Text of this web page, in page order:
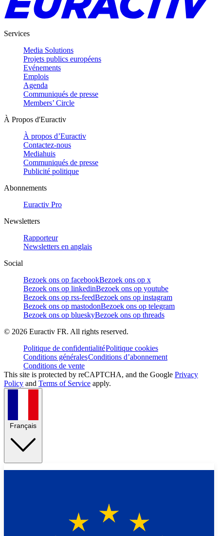
Services
Media Solutions
Projets publics européens
Evénements
Emplois
Agenda
Communiqués de presse
Members’ Circle
À Propos d'Euractiv
À propos d’Euractiv
Contactez-nous
Mediahuis
Communiqués de presse
Publicité politique
Abonnements
Euractiv Pro
Newsletters
Rapporteur
Newsletters en anglais
Social
Bezoek ons op facebookBezoek ons op x
Bezoek ons op linkedinBezoek ons op youtube
Bezoek ons op rss-feedBezoek ons op instagram
Bezoek ons op mastodonBezoek ons op telegram
Bezoek ons op blueskyBezoek ons op threads
© 2026 Euractiv FR. All rights reserved.
Politique de confidentialitéPolitique cookies
Conditions généralesConditions d’abonnement
Conditions de vente
This site is protected by reCAPTCHA, and the Google Privacy
Policy and Terms of Service apply.
Français